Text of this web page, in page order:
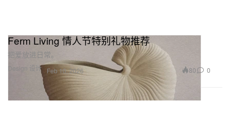
Design 设计
Ferm Living 情人节特别礼物推荐
把爱放进日常。
Feb 10, 2026 80 0